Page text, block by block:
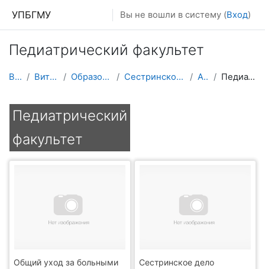
УПБГМУ Вы не вошли в систему (Вход)
Педиатрический факультет
В начало Витрина курсов 3KL Образование 2025-2026 уч.год Сестринского дела и паллиативной помощи Архив 2017 Педиатрический факультет
Педиатрический
факультет
Общий уход за больными
Сестринское дело